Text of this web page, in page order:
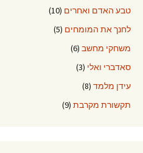
טבע האדם ואחרים (10)
לחנך את המומחים (5)
משחקי מחשב (6)
סאדברי ואלי (3)
עידן מלמד (8)
תקשורת מקרבת (9)